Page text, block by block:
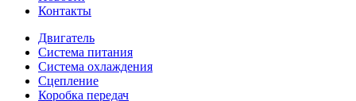
Контакты
Двигатель
Система питания
Система охлаждения
Сцепление
Коробка передач